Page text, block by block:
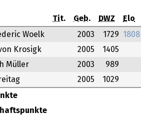
Tit. Geb. DWZ Elo
Woelk 2003 1729 1808
Krosigk 2005 1405
Müller 2003 989
2005 1029